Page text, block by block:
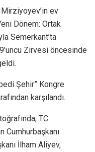
ev
Dönem: Ortak
Semerkant’ta
Zirvesi öncesinde
Şehir” Kongre
karşılandı.
TC
Cumhurbaşkanı
İlham Aliyev,